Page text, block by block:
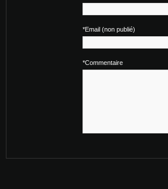
*Email (non publié)
*Commentaire